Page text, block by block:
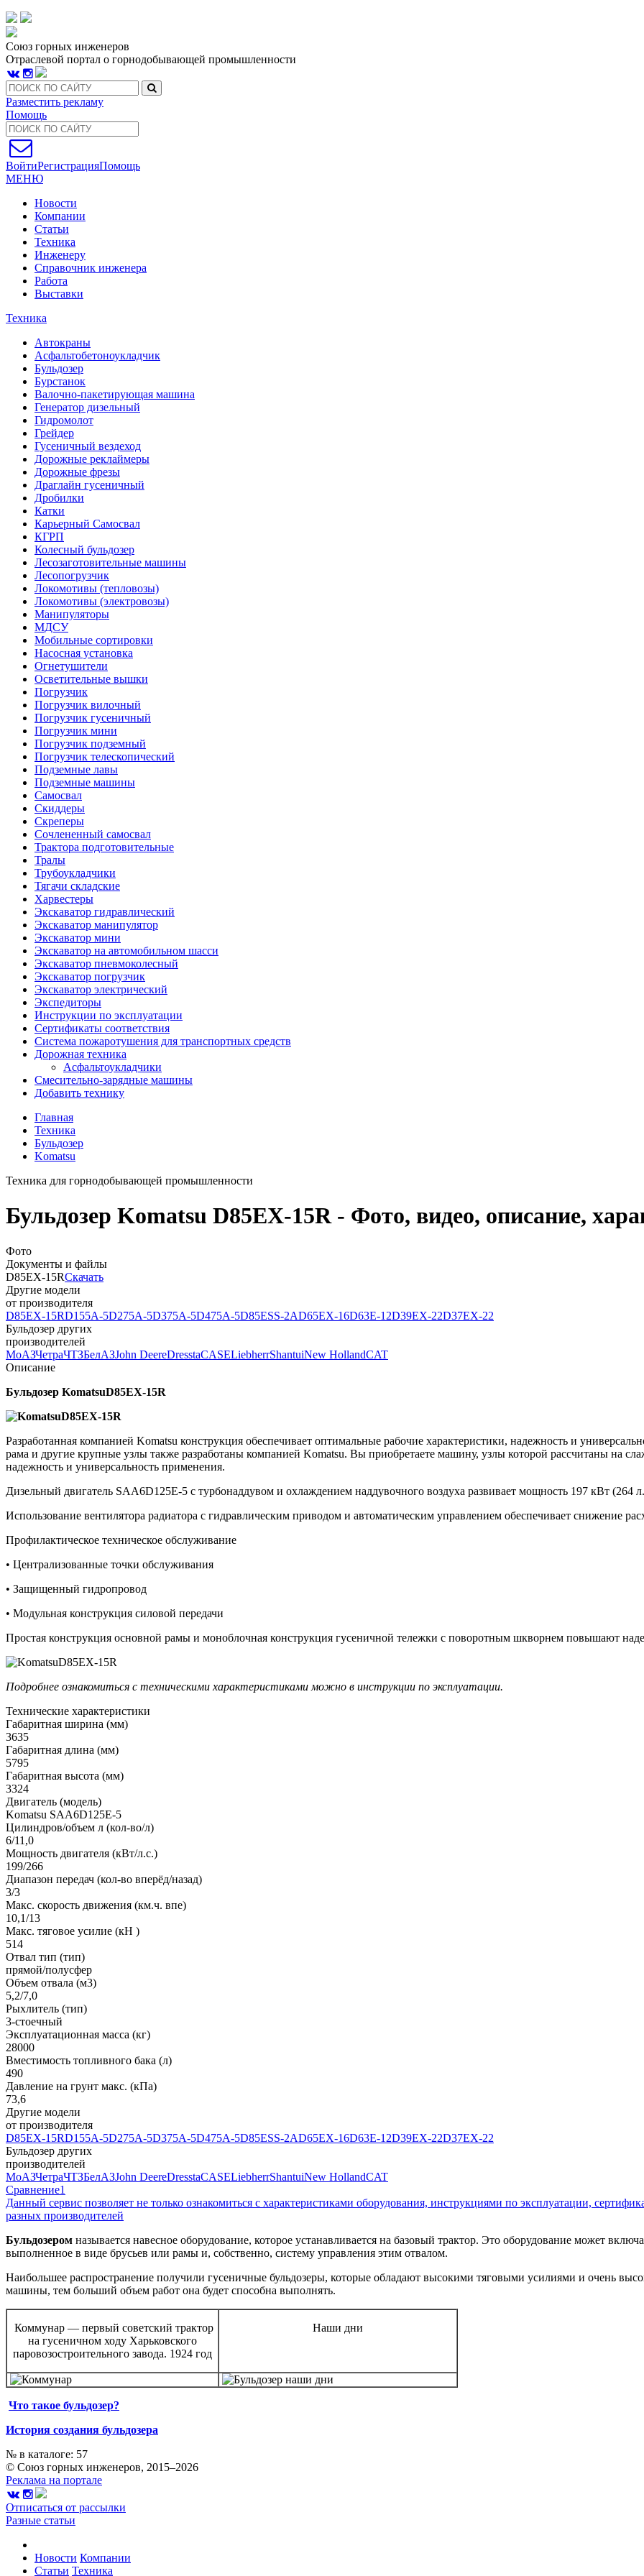
Союз горных инженеров
Отраслевой портал о горнодобывающей промышленности
Разместить рекламу
Помощь
ВойтиРегистрацияПомощь
МЕНЮ
Новости
Компании
Статьи
Техника
Инженеру
Справочник инженера
Работа
Выставки
Техника
Автокраны
Асфальтобетоноукладчик
Бульдозер
Бурстанок
Валочно-пакетирующая машина
Генератор дизельный
Гидромолот
Грейдер
Гусеничный вездеход
Дорожные реклаймеры
Дорожные фрезы
Драглайн гусеничный
Дробилки
Катки
Карьерный Самосвал
КГРП
Колесный бульдозер
Лесозаготовительные машины
Лесопогрузчик
Локомотивы (тепловозы)
Локомотивы (электровозы)
Манипуляторы
МДСУ
Мобильные сортировки
Насосная установка
Огнетушители
Осветительные вышки
Погрузчик
Погрузчик вилочный
Погрузчик гусеничный
Погрузчик мини
Погрузчик подземный
Погрузчик телескопический
Подземные лавы
Подземные машины
Самосвал
Скиддеры
Скреперы
Сочлененный самосвал
Трактора подготовительные
Тралы
Трубоукладчики
Тягачи складские
Харвестеры
Экскаватор гидравлический
Экскаватор манипулятор
Экскаватор мини
Экскаватор на автомобильном шасси
Экскаватор пневмоколесный
Экскаватор погрузчик
Экскаватор электрический
Экспедиторы
Инструкции по эксплуатации
Сертификаты соответствия
Система пожаротушения для транспортных средств
Дорожная техника
Асфальтоукладчики
Смесительно-зарядные машины
Добавить технику
Главная
Техника
Бульдозер
Komatsu
Техника для горнодобывающей промышленности
Бульдозер Komatsu D85EX-15R - Фото, видео, описание,
Фото
Документы и файлы
D85EX-15RСкачать
Другие модели
от производителя
D85EX-15RD155A-5D275A-5D375A-5D475A-5D85ESS-2AD65EX-16D63E-12D39EX-22D37EX-22
Бульдозер других
производителей
МоАЗЧетраЧТЗБелАЗJohn DeereDresstaCASELiebherrShantuiNew HollandCAT
Описание
Бульдозер KomatsuD85EX-15R
Разработанная компанией Komatsu конструкция обеспечивает оптимальные рабочие характеристики, надежность и
рама и другие крупные узлы также разработаны компанией Komatsu. Вы приобретаете машину, узлы которой рассчитаны на
надежность и универсальность применения.
Дизельный двигатель SAA6D125E-5 с турбонаддувом и охлаждением наддувочного воздуха развивает мощность 197 кВт (264
Использование вентилятора радиатора с гидравлическим приводом и автоматическим управлением обеспечивает снижение
Профилактическое техническое обслуживание
• Централизованные точки обслуживания
• Защищенный гидропровод
• Модульная конструкция силовой передачи
Простая конструкция основной рамы и моноблочная конструкция гусеничной тележки с поворотным шкворнем повышают
Подробнее ознакомиться с техническими характеристиками можно в инструкции по эксплуатации.
Технические характеристики
Габаритная ширина (мм)
3635
Габаритная длина (мм)
5795
Габаритная высота (мм)
3324
Двигатель (модель)
Komatsu SAA6D125E-5
Цилиндров/объем л (кол-во/л)
6/11,0
Мощность двигателя (кВт/л.с.)
199/266
Диапазон передач (кол-во вперёд/назад)
3/3
Макс. скорость движения (км.ч. впе)
10,1/13
Макс. тяговое усилие (кН )
514
Отвал тип (тип)
прямой/полусфер
Объем отвала (м3)
5,2/7,0
Рыхлитель (тип)
3-стоечный
Эксплуатационная масса (кг)
28000
Вместимость топливного бака (л)
490
Давление на грунт макс. (кПа)
73,6
Другие модели
от производителя
D85EX-15RD155A-5D275A-5D375A-5D475A-5D85ESS-2AD65EX-16D63E-12D39EX-22D37EX-22
Бульдозер других
производителей
МоАЗЧетраЧТЗБелАЗJohn DeereDresstaCASELiebherrShantuiNew HollandCAT
Сравнение1
Данный сервис позволяет не только ознакомиться с характеристиками оборудования, инструкциями по эксплуатации,
разных производителей
Бульдозером называется навесное оборудование, которое устанавливается на базовый трактор. Это оборудование может
выполненное в виде брусьев или рамы и, собственно, систему управления этим отвалом.
Наибольшее распространение получили гусеничные бульдозеры, которые обладают высокими тяговыми усилиями и очень
машины, тем больший объем работ она будет способна выполнять.
Коммунар — первый советский трактор
на гусеничном ходу Харьковского
паровозостроительного завода. 1924 год
Наши дни
Что такое бульдозер?
История создания бульдозера
№ в каталоге: 57
© Союз горных инженеров, 2015–2026
Реклама на портале
Отписаться от рассылки
Разные статьи
Новости Компании
Статьи Техника